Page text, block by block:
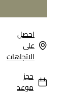
احصل
على
الاتجاهات
حجز
موعد